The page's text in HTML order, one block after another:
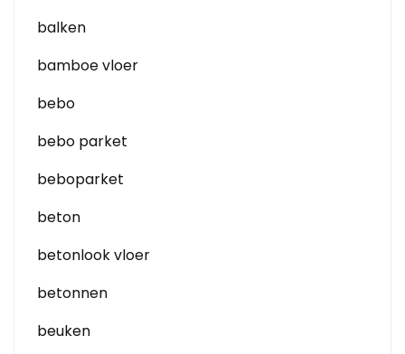
balken
bamboe vloer
bebo
bebo parket
beboparket
beton
betonlook vloer
betonnen
beuken